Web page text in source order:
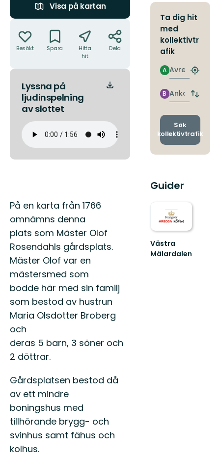
Visa på kartan
Besökt Spara
Hitta
hit
Dela
Lyssna på
ljudinspelning
av slottet
Beskrivning
På en karta från 1766
omnämns denna
plats som Mäster Olof
Rosendahls gårdsplats.
Mäster Olof var en
mästersmed som
bodde här med sin familj
som bestod av hustrun
Maria Olsdotter Broberg
och
deras 5 barn, 3 söner och
2 döttrar.
Gårdsplatsen bestod då
av ett mindre
boningshus med
tillhörande brygg- och
svinhus samt fähus och
kolhus.
Ta dig hit
med
kollektivtr
afik
Avresa
A
Hitta
Ankomst
B
Byt
och
Sök
kollektivtrafik
Guider
Västra
Mälardalen